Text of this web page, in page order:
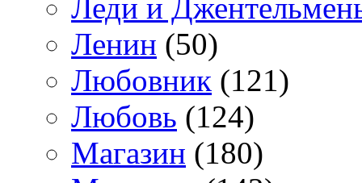
Леди и
Ленин (50)
Любовник (121)
Любовь (124)
Магазин (180)